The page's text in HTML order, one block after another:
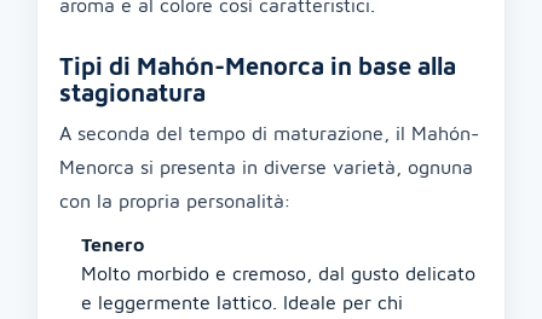
aroma e al colore così caratteristici.
Tipi di Mahón-Menorca in base alla
stagionatura
A seconda del tempo di maturazione, il Mahón-
Menorca si presenta in diverse varietà, ognuna
con la propria personalità:
Tenero
Molto morbido e cremoso, dal gusto delicato
e leggermente lattico. Ideale per chi